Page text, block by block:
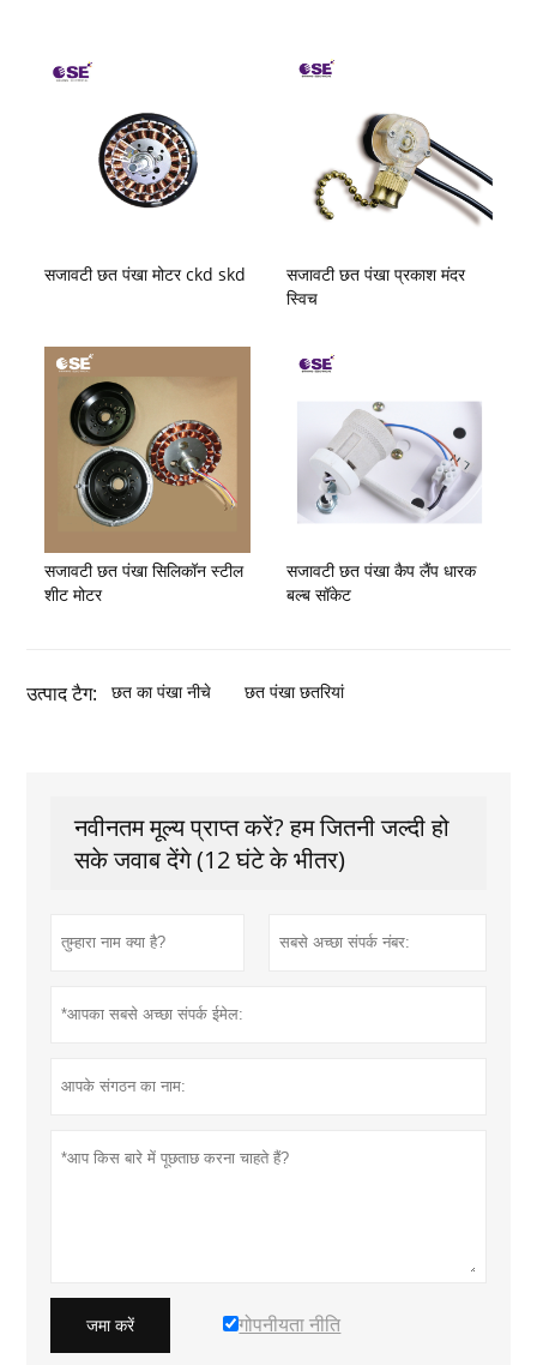
सजावटी छत पंखा मोटर ckd skd
सजावटी छत पंखा प्रकाश मंदर
स्विच
सजावटी छत पंखा सिलिकॉन स्टील
शीट मोटर
सजावटी छत पंखा कैप लैंप धारक
बल्ब सॉकेट
उत्पाद टैग: छत का पंखा नीचे छत पंखा छतरियां
नवीनतम मूल्य प्राप्त करें? हम जितनी जल्दी हो
सके जवाब देंगे (12 घंटे के भीतर)
जमा करें गोपनीयता नीति